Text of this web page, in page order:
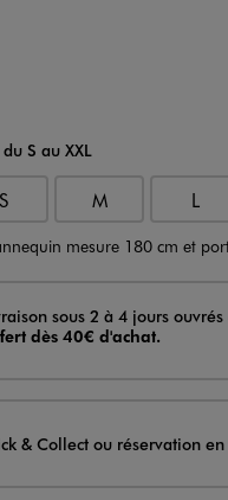
S au XXL
S M L
mesure 180 cm et
sous 2 à 4 jours
dès 40€ d'achat.
& Collect ou réservation